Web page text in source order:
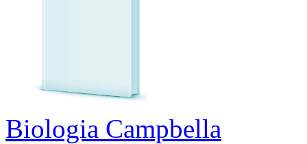
Biologia Campbella